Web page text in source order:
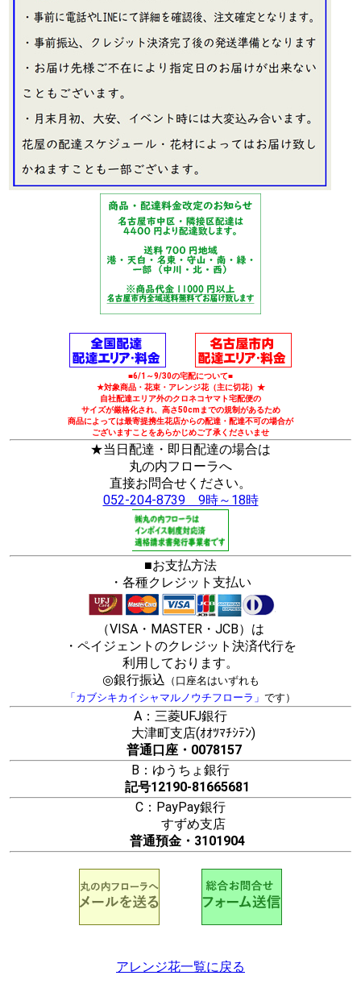
■6/1～9/30の宅配について■
★対象商品・花束・アレンジ花（主に切花）★
自社配達エリア外のクロネコヤマト宅配便の
サイズが厳格化され、高さ50cmまでの規制があるため
商品によっては最寄提携生花店からの配達・配達不可の場合が
ございますことをあらかじめご了承くださいませ
★当日配達・即日配達の場合は
丸の内フローラへ
直接お問合せください。
052-204-8739 9時～18時
■お支払方法
・各種クレジット支払い
（VISA・MASTER・JCB）は
・ペイジェントのクレジット決済代行を
利用しております。
◎銀行振込 （口座名はいずれも
「カブシキカイシャマルノウチフローラ」 です）
A：三菱UFJ銀行
大津町支店(ｵｵﾂﾏﾁｼﾃﾝ)
普通口座・0078157
B：ゆうちょ銀行
記号12190-81665681
C：PayPay銀行
すずめ支店
普通預金・3101904
アレンジ花一覧に戻る